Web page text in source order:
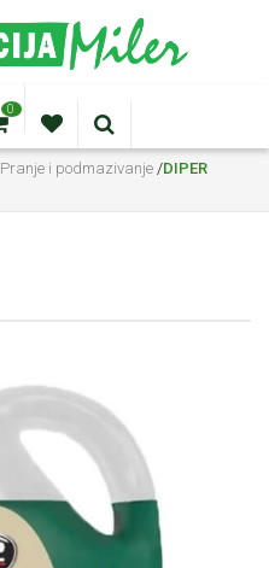
0
Pranje i podmazivanje /DIPER